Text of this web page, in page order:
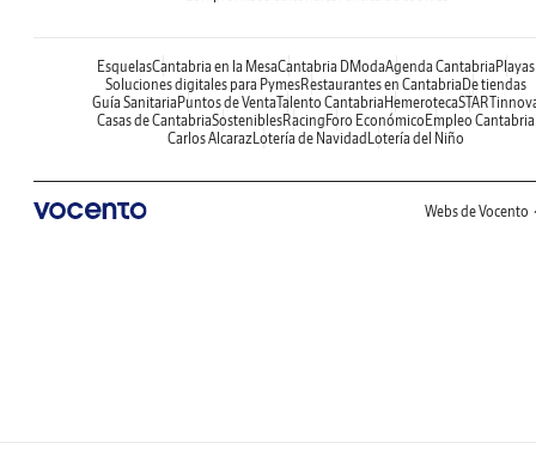
EsquelasCantabria en la MesaCantabria DModaAgenda CantabriaPlayas
Soluciones digitales para PymesRestaurantes en CantabriaDe tiendas
Guía SanitariaPuntos de VentaTalento CantabriaHemeroteca
Casas de CantabriaSosteniblesRacingForo EconómicoEmpleo Cantabria
Carlos AlcarazLotería de NavidadLotería del Niño
Webs de Vocento